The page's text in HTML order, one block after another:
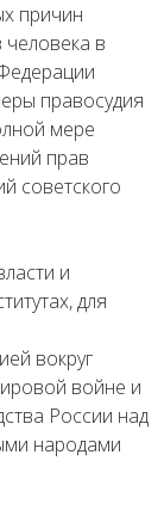
причин
человека в
правосудия
мере
прав
советского
и
, для
вокруг
войне и
России над
народами